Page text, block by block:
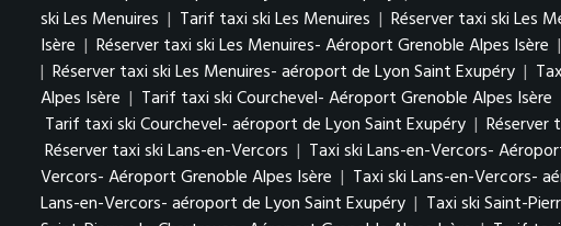
ski Les Menuires | Tarif taxi ski Les Menuires | Réserver taxi ski Les
Isère | Réserver taxi ski Les Menuires- Aéroport Grenoble Alpes Isère |
| Réserver taxi ski Les Menuires- aéroport de Lyon Saint Exupéry |
Alpes Isère | Tarif taxi ski Courchevel- Aéroport Grenoble Alpes Isère
Tarif taxi ski Courchevel- aéroport de Lyon Saint Exupéry | Réserver
Réserver taxi ski Lans-en-Vercors | Taxi ski Lans-en-Vercors-
Vercors- Aéroport Grenoble Alpes Isère | Taxi ski Lans-en-Vercors-
Lans-en-Vercors- aéroport de Lyon Saint Exupéry | Taxi ski Saint-